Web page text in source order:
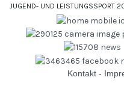
JUGEND- UND LEISTUNGSSPORT
Kontakt -